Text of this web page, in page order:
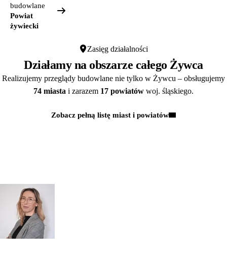
budowlane
Powiat
żywiecki
Zasięg działalności
Działamy na obszarze całego Żywca
Realizujemy przeglądy budowlane nie tylko w Żywcu – obsługujemy
74 miasta i zarazem 17 powiatów woj. śląskiego.
Zobacz pełną listę miast i powiatów